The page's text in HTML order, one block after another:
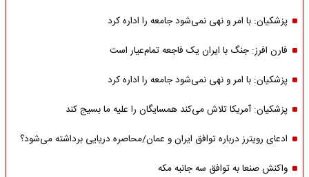
پزشکیان: با امر و نهی نمی‌شود جامعه را اداره کرد
فارن افرز: جنگ با ایران یک فاجعه تمام‌عیار است
پزشکیان: با امر و نهی نمی‌شود جامعه را اداره کرد
پزشکیان: آمریکا تلاش می‌کند همسایگان را علیه ما بسیج کند
ادعای رویترز درباره توافق ایران و عمان/محاصره دریایی برداشته می‌شود؟
واکنش صنعا به توافق سه جانبه مکه